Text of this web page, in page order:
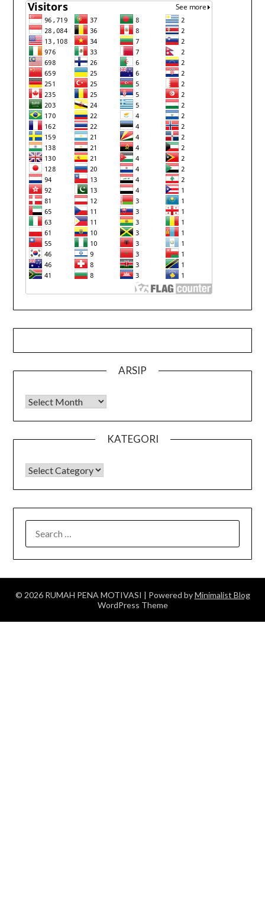
ARSIP
Arsip
KATEGORI
KATEGORI
FOR:
© 2026 RUMAH PENA MOTIVASI | Powered byMinimalist Blog
WordPress Theme